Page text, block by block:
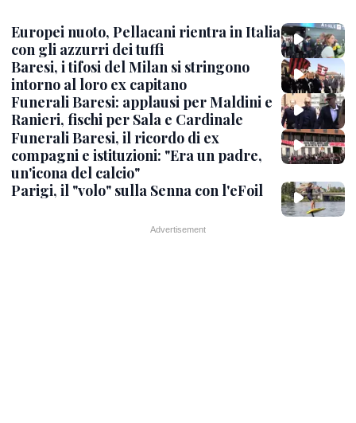
Europei nuoto, Pellacani rientra in Italia
con gli azzurri dei tuffi
Baresi, i tifosi del Milan si stringono
intorno al loro ex capitano
Funerali Baresi: applausi per Maldini e
Ranieri, fischi per Sala e Cardinale
Funerali Baresi, il ricordo di ex
compagni e istituzioni: "Era un padre,
un'icona del calcio"
Parigi, il "volo" sulla Senna con l'eFoil